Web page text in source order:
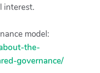
interest.
model:
the-
governance/